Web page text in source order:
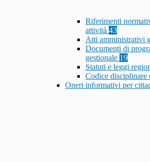
Riferimenti
attività 43
Atti amministrativi
Documenti di
gestionale 19
Statuti e leggi
Codice disciplinare
Oneri informativi per